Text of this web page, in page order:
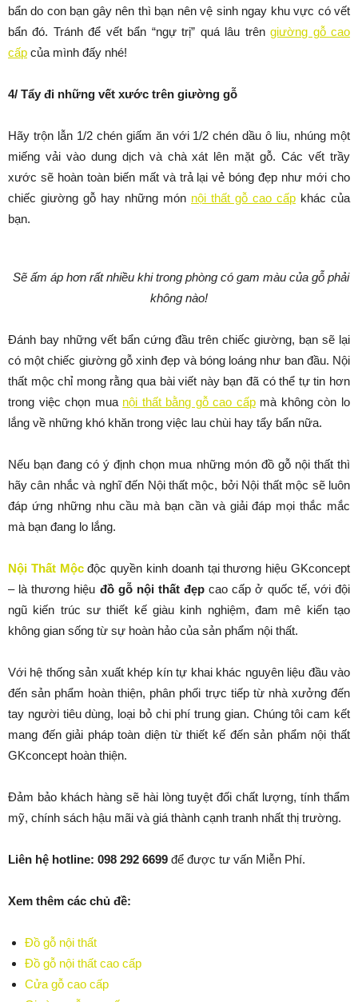
bẩn do con bạn gây nên thì bạn nên vệ sinh ngay khu vực có vết
bẩn đó. Tránh để vết bẩn “ngự trị” quá lâu trêngiường gỗ cao
cấp của mình đấy nhé!
4/ Tẩy đi những vết xước trên giường gỗ
Hãy trộn lẫn 1/2 chén giấm ăn với 1/2 chén dầu ô liu, nhúng một
miếng vải vào dung dịch và chà xát lên mặt gỗ. Các vết trầy
xước sẽ hoàn toàn biến mất và trả lại vẻ bóng đẹp như mới cho
chiếc giường gỗ hay những món nội thất gỗ cao cấp khác của
bạn.
Sẽ ấm áp hơn rất nhiều khi trong phòng có gam màu của gỗ phải
không nào!
Đánh bay những vết bẩn cứng đầu trên chiếc giường, bạn sẽ lại
có một chiếc giường gỗ xinh đẹp và bóng loáng như ban đầu. Nội
thất mộc chỉ mong rằng qua bài viết này bạn đã có thể tự tin hơn
trong việc chọn mua nội thất bằng gỗ cao cấpmà không còn lo
lắng về những khó khăn trong việc lau chùi hay tẩy bẩn nữa.
Nếu bạn đang có ý định chọn mua những món đồ gỗ nội thất thì
hãy cân nhắc và nghĩ đến Nội thất mộc, bởi Nội thất mộc sẽ luôn
đáp ứng những nhu cầu mà bạn cần và giải đáp mọi thắc mắc
mà bạn đang lo lắng.
Nội Thất Mộcđộc quyền kinh doanh tại thương hiệu GKconcept
– là thương hiệu đồ gỗ nội thất đẹp cao cấp ở quốc tế, với đội
ngũ kiến trúc sư thiết kế giàu kinh nghiệm, đam mê kiến tạo
không gian sống từ sự hoàn hảo của sản phẩm nội thất.
Với hệ thống sản xuất khép kín tự khai khác nguyên liệu đầu vào
đến sản phẩm hoàn thiện, phân phối trực tiếp từ nhà xưởng đến
tay người tiêu dùng, loại bỏ chi phí trung gian. Chúng tôi cam kết
mang đến giải pháp toàn diện từ thiết kế đến sản phẩm nội thất
GKconcept hoàn thiện.
Đảm bảo khách hàng sẽ hài lòng tuyệt đối chất lượng, tính thẩm
mỹ, chính sách hậu mãi và giá thành cạnh tranh nhất thị trường.
Liên hệ hotline: 098 292 6699 để được tư vấn Miễn Phí.
Xem thêm các chủ đề:
Đồ gỗ nội thất
Đồ gỗ nội thất cao cấp
Cửa gỗ cao cấp